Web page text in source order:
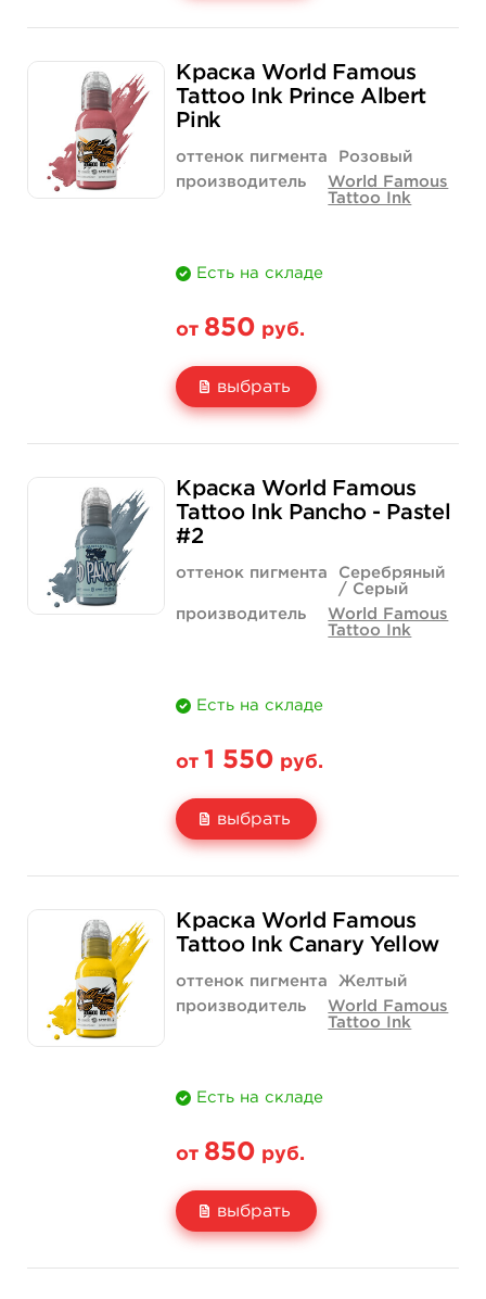
Количество
900 руб. 1 520 руб.
Краска World Famous
Tattoo Ink Prince Albert
Pink
оттенок пигмента
Розовый
производитель
World Famous
Tattoo Ink
Есть на складе
от 850 руб.
выбрать
Количество
850 руб. 1 400 руб.
Краска World Famous
Tattoo Ink Pancho - Pastel
#2
оттенок пигмента
Серебряный
/ Серый
производитель
World Famous
Tattoo Ink
Есть на складе
от 1 550 руб.
выбрать
Количество
1 550 руб.
купить
4 400 руб.
купить
Краска World Famous
Tattoo Ink Canary Yellow
оттенок пигмента
Желтый
производитель
World Famous
Tattoo Ink
Есть на складе
от 850 руб.
выбрать